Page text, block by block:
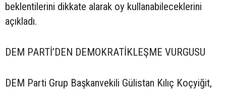
beklentilerini dikkate alarak oy kullanabileceklerini
açıkladı.
DEM PARTİ’DEN DEMOKRATİKLEŞME VURGUSU
DEM Parti Grup Başkanvekili Gülistan Kılıç Koçyiğit,